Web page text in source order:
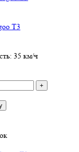
T3
35 км/ч
+